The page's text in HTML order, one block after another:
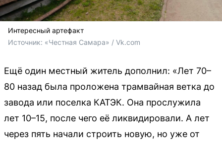
Интересный артефакт
Источник: «Честная Самара» / Vk.com
Ещё один местный житель дополнил: «Лет 70–
80 назад была проложена трамвайная ветка до
завода или поселка КАТЭК. Она прослужила
лет 10–15, после чего её ликвидировали. А лет
через пять начали строить новую, но уже от